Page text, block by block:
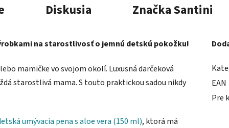
Diskusia ZnačkaSantini
na starostlivosť o jemnú detskú pokožku!
mamičke vo svojom okolí. Luxusná darčeková
starostlivá mama. S touto praktickou sadou nikdy
umývacia pena s aloe vera (150 ml), ktorá má
EAN
Pre